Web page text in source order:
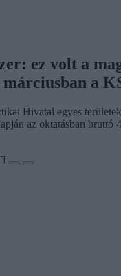
ez volt a
márciusban a
Hivatal egyes
az oktatásban bruttó